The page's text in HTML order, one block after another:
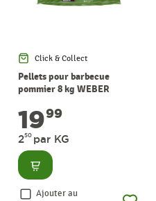
Click & Collect
Pellets pour barbecue
pommier 8 kg WEBER
1999
250 par KG
Consulter
Ajouter au